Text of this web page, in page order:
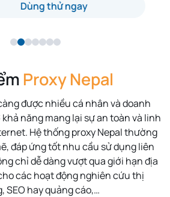
thử ngay
Proxy Nepal
được nhiều cá nhân và doanh
năng mang lại sự an toàn và linh
Hệ thống proxy Nepal thường
đáp ứng tốt nhu cầu sử dụng liên
chỉ dễ dàng vượt qua giới hạn địa
các hoạt động nghiên cứu thị
SEO hay quảng cáo,…